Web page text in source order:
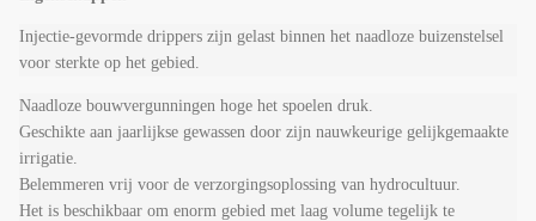
Injectie-gevormde drippers zijn gelast binnen het naadloze buizenstelsel
voor sterkte op het gebied.
Naadloze bouwvergunningen hoge het spoelen druk.
Geschikte aan jaarlijkse gewassen door zijn nauwkeurige gelijkgemaakte
irrigatie.
Belemmeren vrij voor de verzorgingsoplossing van hydrocultuur.
Het is beschikbaar om enorm gebied met laag volume tegelijk te